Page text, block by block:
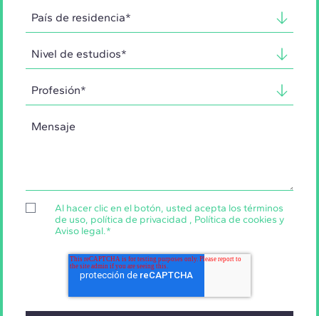
Al hacer clic en el botón, usted acepta los términos
de uso, política de privacidad , Política de cookies y
Aviso legal.*